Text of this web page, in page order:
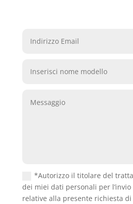
*Autorizzo il titolare del
dei miei dati personali per
relative alla presente richiesta